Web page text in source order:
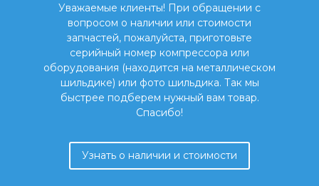
Уважаемые клиенты! При обращении с
вопросом о наличии или стоимости
запчастей, пожалуйста, приготовьте
серийный номер компрессора или
оборудования (находится на металлическом
шильдике) или фото шильдика. Так мы
быстрее подберем нужный вам товар.
Спасибо!
Узнать о наличии и стоимости